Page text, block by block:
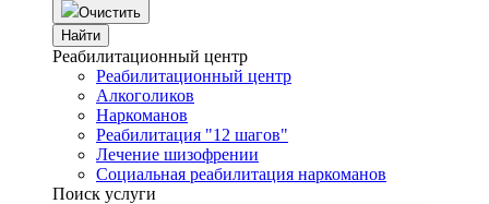
Очистить
Найти
Реабилитационный центр
Реабилитационный центр
Алкоголиков
Наркоманов
Реабилитация "12 шагов"
Лечение шизофрении
Социальная реабилитация наркоманов
Поиск услуги